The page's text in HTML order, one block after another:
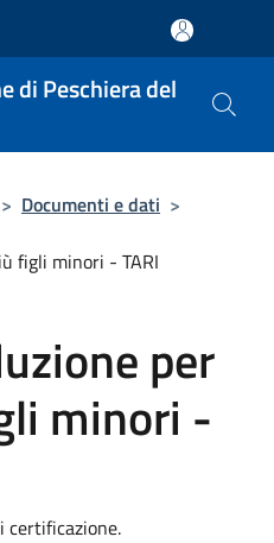
di Peschiera del
> Documenti e dati >
figli minori - TARI
per
minori -
certificazione.